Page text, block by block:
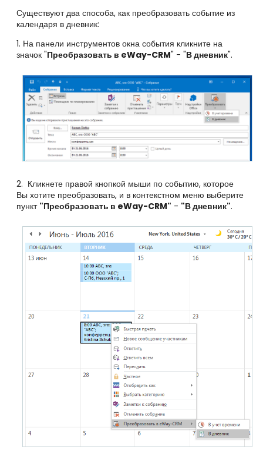
Существуют два способа, как преобразовать событие из
календаря в дневник:
1. На панели инструментов окна события кликните на
значок "Преобразовать в eWay-CRM" - "В дневник".
2. Кликнете правой кнопкой мыши по событию, которое
Вы хотите преобразовать, и в контекстном меню выберите
пункт "Преобразовать в eWay-CRM" - "В дневник".